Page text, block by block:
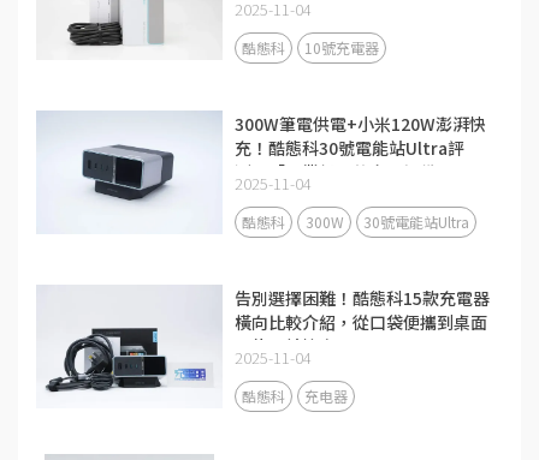
2025-11-04
酷態科 10號充電器
300W筆電供電+小米120W澎湃快
充！酷態科30號電能站Ultra評
測：「畢業級」的充電設備
2025-11-04
酷態科 300W 30號電能站Ultra
告別選擇困難！酷態科15款充電器
橫向比較介紹，從口袋便攜到桌面
全能一站搞定
2025-11-04
酷態科 充电器